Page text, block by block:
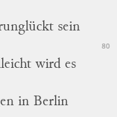
sein
80
wird es
in Berlin